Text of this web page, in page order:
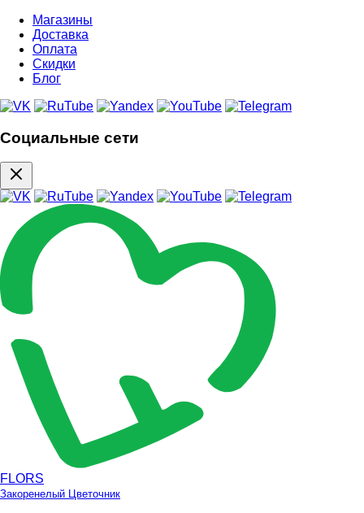
Магазины
Доставка
Оплата
Скидки
Блог
Социальные сети
FLORS
Закоренелый Цветочник